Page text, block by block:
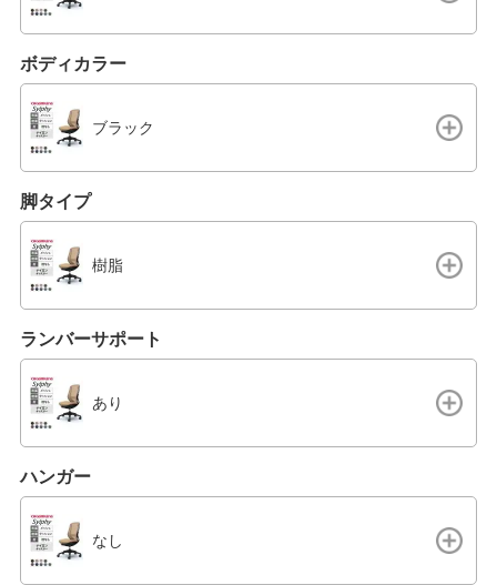
ボディカラー
ブラック
脚タイプ
樹脂
ランバーサポート
あり
ハンガー
なし